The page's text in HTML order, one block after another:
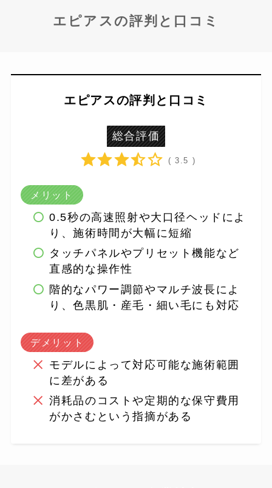
エピアスの評判と口コミ
エピアスの評判と口コミ
総合評価
( 3.5 )
メリット
0.5秒の高速照射や大口径ヘッドによ
り、施術時間が大幅に短縮
タッチパネルやプリセット機能など
直感的な操作性
階的なパワー調節やマルチ波長によ
り、色黒肌・産毛・細い毛にも対応
デメリット
モデルによって対応可能な施術範囲
に差がある
消耗品のコストや定期的な保守費用
がかさむという指摘がある